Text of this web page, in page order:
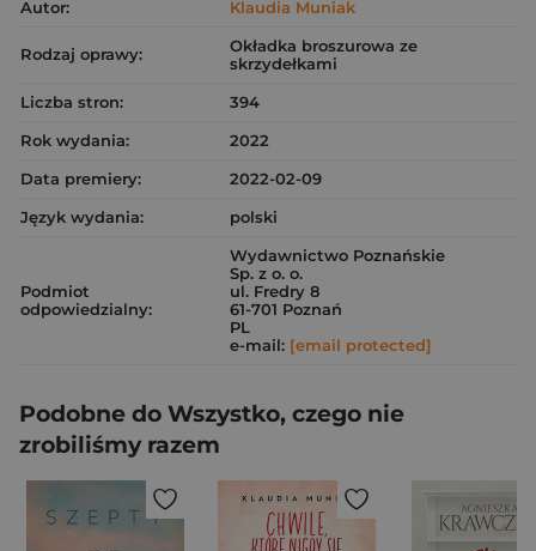
Autor: Klaudia Muniak
Rodzaj oprawy:
Okładka broszurowa ze
skrzydełkami
Liczba stron:
394
Rok wydania:
2022
Data premiery:
2022-02-09
Język wydania:
polski
Podmiot
odpowiedzialny:
Wydawnictwo Poznańskie
Sp. z o. o.
ul. Fredry 8
61-701 Poznań
PL
e-mail: [email protected]
Podobne do Wszystko, czego nie
zrobiliśmy razem